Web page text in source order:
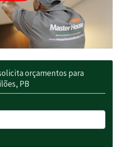
orçamentos para
PB